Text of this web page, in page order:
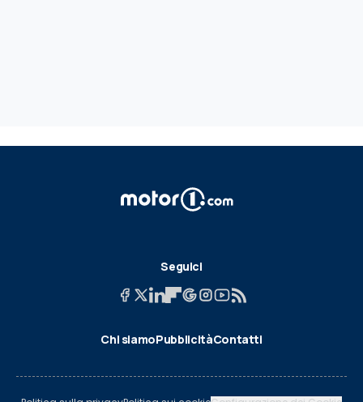
Seguici
Chi siamoPubblicitàContatti